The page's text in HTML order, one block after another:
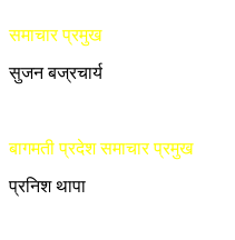
समाचार प्रमुख
सुजन बज्रचार्य
बागमती प्रदेश समाचार प्रमुख
प्रनिश थापा